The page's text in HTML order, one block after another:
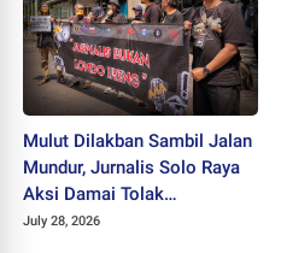
Mulut Dilakban Sambil Jalan
Mundur, Jurnalis Solo Raya
Aksi Damai Tolak
Stigmatisasi "Londo Ireng"
July 28, 2026